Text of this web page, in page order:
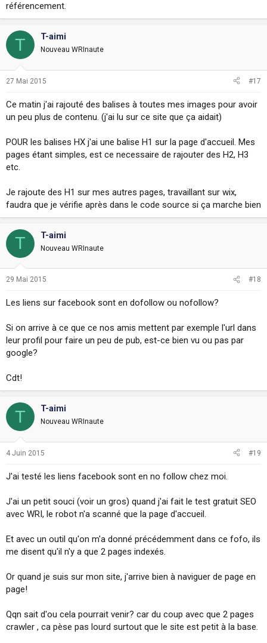
référencement.
T T-aimi
Nouveau WRInaute
27 Mai 2015 #17
Ce matin j'ai rajouté des balises à toutes mes images pour avoir
un peu plus de contenu. (j'ai lu sur ce site que ça aidait)
POUR les balises HX j'ai une balise H1 sur la page d'accueil. Mes
pages étant simples, est ce necessaire de rajouter des H2, H3
etc.
Je rajoute des H1 sur mes autres pages, travaillant sur wix,
faudra que je vérifie après dans le code source si ça marche bien
T T-aimi
Nouveau WRInaute
29 Mai 2015 #18
Les liens sur facebook sont en dofollow ou nofollow?
Si on arrive à ce que ce nos amis mettent par exemple l'url dans
leur profil pour faire un peu de pub, est-ce bien vu ou pas par
google?
Cdt!
T T-aimi
Nouveau WRInaute
4 Juin 2015 #19
J'ai testé les liens facebook sont en no follow chez moi.
J'ai un petit souci (voir un gros) quand j'ai fait le test gratuit SEO
avec WRI, le robot n'a scanné que la page d'accueil.
Et avec un outil qu'on m'a donné précédemment dans ce fofo, ils
me disent qu'il n'y a que 2 pages indexés.
Or quand je suis sur mon site, j'arrive bien à naviguer de page en
page!
Qqn sait d'ou cela pourrait venir? car du coup avec que 2 pages
crawler , ca pèse pas lourd surtout que le site est petit à la base.